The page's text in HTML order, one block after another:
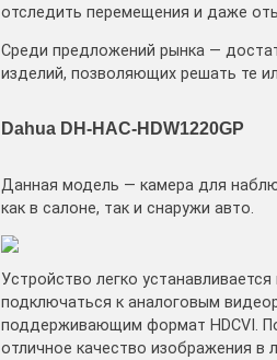
отследить перемещения и даже
Среди предложений рынка —
изделий, позволяющих решать те
Dahua DH-HAC-HDW1220GP
Данная модель — камера для
как в салоне, так и снаружи авто.
Устройство легко
подключаться к аналоговым
поддерживающим формат HDCVI.
отличное качество изображения в